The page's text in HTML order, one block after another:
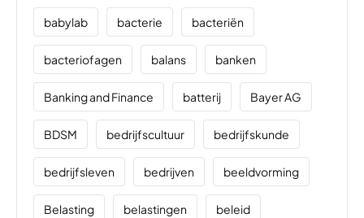
babylab bacterie bacteriën
bacteriofagen balans banken
Banking and Finance batterij Bayer AG
BDSM bedrijfscultuur bedrijfskunde
bedrijfsleven bedrijven beeldvorming
Belasting belastingen beleid